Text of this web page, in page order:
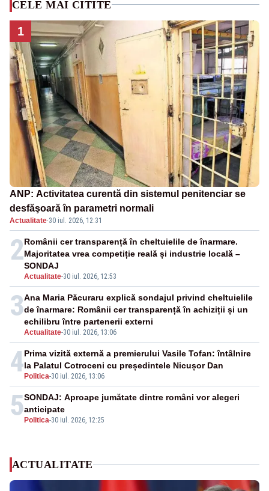
CELE MAI CITITE
1
ANP: Activitatea curentă din sistemul penitenciar se
desfăşoară în parametri normali
Actualitate·30 iul. 2026, 12:31
2
Actualitate-30 iul. 2026, 12:53
Românii cer transparență în cheltuielile de înarmare.
Majoritatea vrea competiție reală și industrie locală –
SONDAJ
3
Actualitate-30 iul. 2026, 13:06
Ana Maria Păcuraru explică sondajul privind cheltuielile
de înarmare: Românii cer transparență în achiziții și un
echilibru între partenerii externi
4 Politica-30 iul. 2026, 13:06
Prima vizită externă a premierului Vasile Tofan: întâlnire
la Palatul Cotroceni cu președintele Nicușor Dan
5 Politica-30 iul. 2026, 12:25
SONDAJ: Aproape jumătate dintre români vor alegeri
anticipate
ACTUALITATE